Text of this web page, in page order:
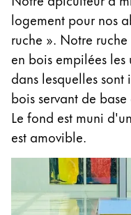
Chile
español
Mexico
español
Afrique
Cette région
South Africa
English
Asie-Pacifique
Cette région
Australia
logement pour nos
ruche ». Notre
en bois empilées les
dans lesquelles sont
bois servant de
Le fond est muni
est amovible.